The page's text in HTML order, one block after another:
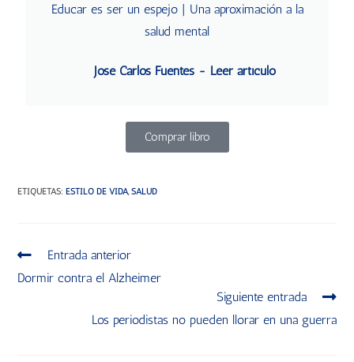
Educar es ser un espejo | Una aproximación a la
salud mental
José Carlos Fuentes - Leer artículo
Comprar libro
ETIQUETAS:ESTILO DE VIDA, SALUD
Entrada anterior
Dormir contra el Alzheimer
Siguiente entrada
Los periodistas no pueden llorar en una guerra